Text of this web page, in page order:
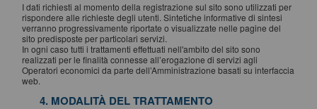
I dati richiesti al momento della registrazione sul sito sono utilizzati per
rispondere alle richieste degli utenti. Sintetiche informative di sintesi
verranno progressivamente riportate o visualizzate nelle pagine del
sito predisposte per particolari servizi.
In ogni caso tutti i trattamenti effettuati nell'ambito del sito sono
realizzati per le finalità connesse all’erogazione di servizi agli
Operatori economici da parte dell’Amministrazione basati su interfaccia
web.
4. MODALITÀ DEL TRATTAMENTO